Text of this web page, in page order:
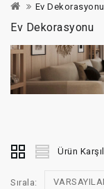
Ev Dekorasyonu
Ev Dekorasyonu
Ürün
Sırala: